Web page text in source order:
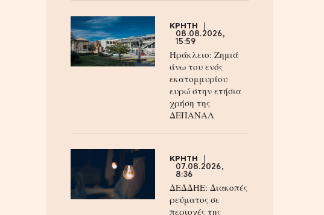
ΚΡΗΤΗ
08.08.2026,
15:59
Ηράκλειο: Ζημιά
άνω του ενός
εκατομμυρίου
ευρώ στην ετήσια
χρήση της
ΔΕΠΑΝΑΛ
ΚΡΗΤΗ
07.08.2026,
8:36
ΔΕΔΔΗΕ: Διακοπές
ρεύματος σε
περιοχές της